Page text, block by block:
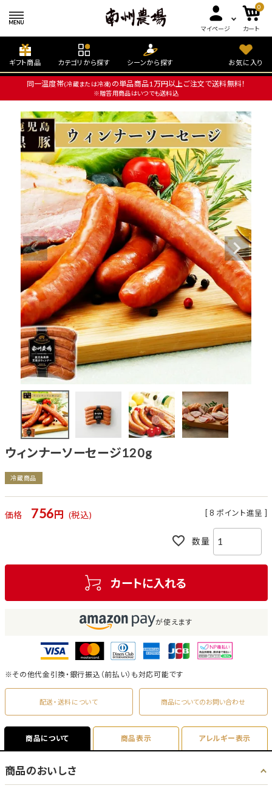
マイページ
0
カート
ギフト商品 カテゴリから探す シーンから探す お気に入り
同一温度帯(冷蔵または冷凍) の単品商品1万円以上ご注文で送料無料！
※贈答用商品はいつでも送料込
ウィンナーソーセージ120g
冷蔵商品
価格 756 税込 8 ポイント進呈 ]
カートに入れる
が使えます
※その他代金引換・銀行振込（前払い）も対応可能です
配送・送料について 商品についてのお問い合わせ
商品について 商品表示 アレルギー表示
商品のおいしさ